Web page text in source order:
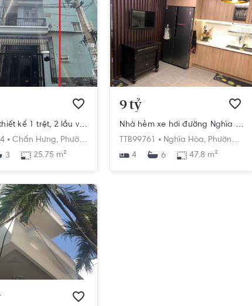
Minh
Nhà phố thiết kế 1 trệt, 2 lầu và sân thượng, khu vực đầy đủ các tiện ích.
• Chấn Hưng, Phường 6, Tân Bình, Hồ Chí Minh
3 25.75 m²
9 tỷ
Nhà hẻm xe hơi đường Nghĩa Hòa diện tích 47.8m2, có sổ hồng riêng.
TTB99761 • Nghĩa Hòa, Phường 6,
4
6 47.8 m²